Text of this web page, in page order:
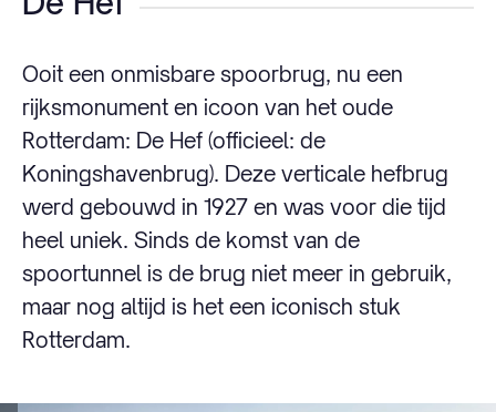
Ooit een onmisbare spoorbrug, nu een
rijksmonument en icoon van het oude
Rotterdam: De Hef (officieel: de
Koningshavenbrug). Deze verticale hefbrug
werd gebouwd in 1927 en was voor die tijd
heel uniek. Sinds de komst van de
spoortunnel is de brug niet meer in gebruik,
maar nog altijd is het een iconisch stuk
Rotterdam.